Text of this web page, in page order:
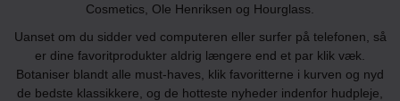
Cosmetics, Ole Henriksen og Hourglass.
Uanset om du sidder ved computeren eller surfer på telefonen, så
er dine favoritprodukter aldrig længere end et par klik væk.
Botaniser blandt alle must-haves, klik favoritterne i kurven og nyd
de bedste klassikkere, og de hotteste nyheder indenfor hudpleje,